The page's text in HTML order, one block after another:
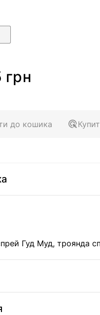
грн
до кошика
Гуд Муд, троянда